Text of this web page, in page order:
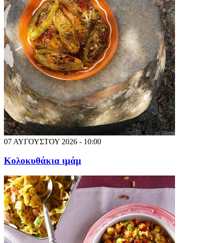
07 ΑΥΓΟΥΣΤΟΥ 2026 - 10:00
Κολοκυθάκια ιμάμ